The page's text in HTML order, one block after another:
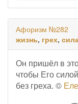
Афоризм №282
жизнь, грех,
Он пришёл в
чтобы Его
без греха. ©